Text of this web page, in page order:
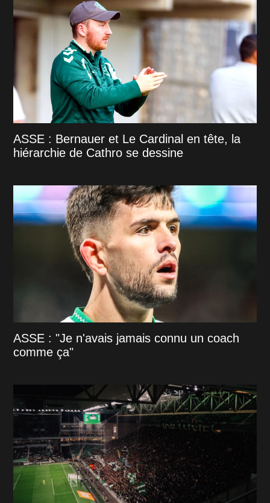
ASSE : Bernauer et Le Cardinal en tête, la
hiérarchie de Cathro se dessine
ASSE : "Je n'avais jamais connu un coach
comme ça"